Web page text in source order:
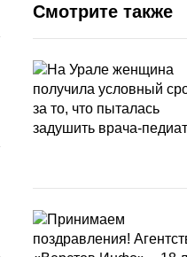
Смотрите также